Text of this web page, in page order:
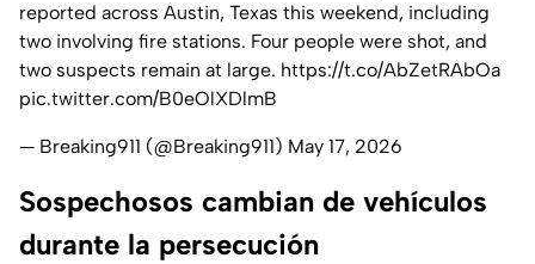
reported across Austin, Texas this weekend, including
two involving fire stations. Four people were shot, and
two suspects remain at large. https://t.co/AbZetRAbOa
pic.twitter.com/B0eOlXDlmB
— Breaking911 (@Breaking911) May 17, 2026
Sospechosos cambian de vehículos
durante la persecución